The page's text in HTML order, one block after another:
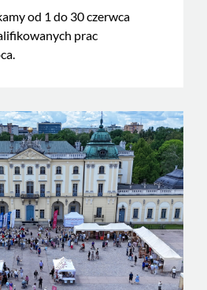
od 1 do 30 czerwca
prac